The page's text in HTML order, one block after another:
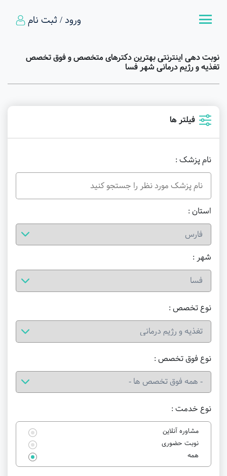
ورود / ثبت نام
نوبت دهی اینترنتی بهترین دکترهای متخصص و فوق تخصص
تغذیه و رژیم درمانی شهر فسا
فیلتر ها
نام پزشک :
استان :
شهر :
نوع خدمت :
مشاوره آنلاین
نوبت حضوری
همه
نوع تخصص :
نوع فوق تخصص :